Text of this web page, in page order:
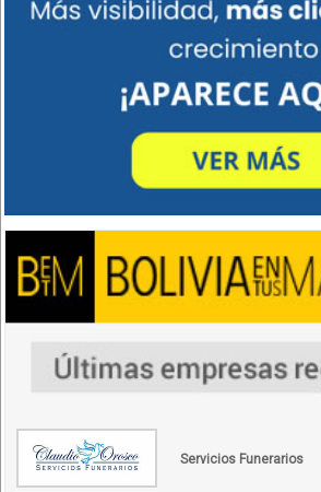
Servicios Funerarios